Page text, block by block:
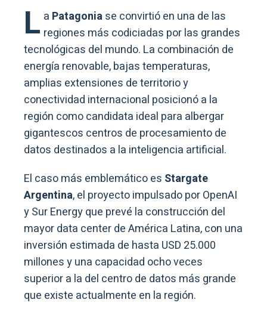
L a Patagoniase convirtió en una de las
regiones más codiciadas por las grandes
tecnológicas del mundo. La combinación de
energía renovable, bajas temperaturas,
amplias extensiones de territorio y
conectividad internacional posicionó a la
región como candidata ideal para albergar
gigantescos centros de procesamiento de
datos destinados a la inteligencia artificial.
El caso más emblemático es Stargate
Argentina, el proyecto impulsado por OpenAI
y Sur Energy que prevé la construcción del
mayor data center de América Latina, con una
inversión estimada de hasta USD 25.000
millones y una capacidad ocho veces
superior a la del centro de datos más grande
que existe actualmente en la región.